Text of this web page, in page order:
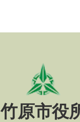
竹原市役